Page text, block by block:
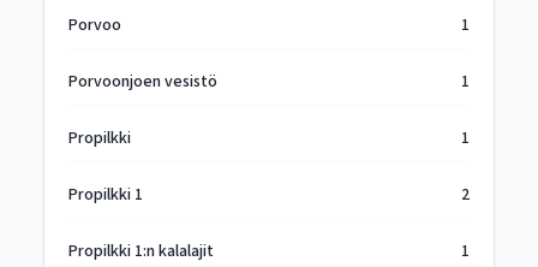
Porvoo 1
Porvoonjoen vesistö 1
Propilkki 1
Propilkki 1 2
Propilkki 1:n kalalajit 1